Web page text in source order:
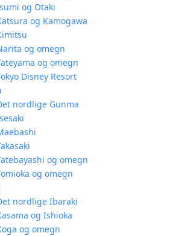
og Otaki
og Kamogawa
og omegn
og omegn
Disney Resort
nordlige Gunma
og omegn
og omegn
nordlige Ibaraki
og Ishioka
og omegn